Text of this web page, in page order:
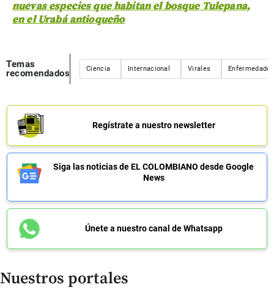
nuevas especies que habitan el bosque Tulepana,
en el Urabá antioqueño
Temas
recomendados
Ciencia Internacional Virales
Regístrate a nuestro newsletter
Siga las noticias de EL COLOMBIANO desde Google
News
Únete a nuestro canal de Whatsapp
Nuestros portales